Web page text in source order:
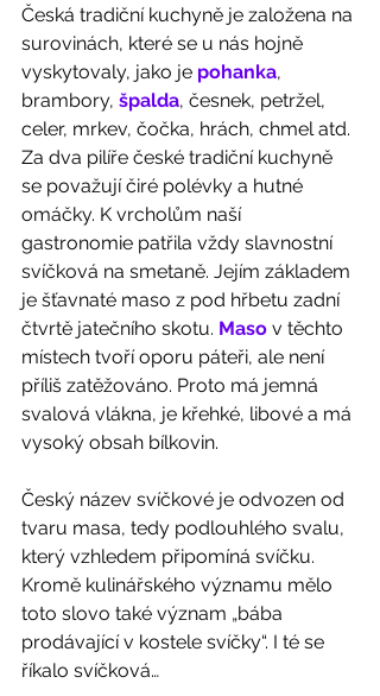
Česká tradiční kuchyně je založena na
surovinách, které se u nás hojně
vyskytovaly, jako je pohanka,
brambory, špalda, česnek, petržel,
celer, mrkev, čočka, hrách, chmel atd.
Za dva pilíře české tradiční kuchyně
se považují čiré polévky a hutné
omáčky. K vrcholům naší
gastronomie patřila vždy slavnostní
svíčková na smetaně. Jejím základem
je šťavnaté maso z pod hřbetu zadní
čtvrtě jatečního skotu. Maso v těchto
místech tvoří oporu páteři, ale není
příliš zatěžováno. Proto má jemná
svalová vlákna, je křehké, libové a má
vysoký obsah bílkovin.
Český název svíčkové je odvozen od
tvaru masa, tedy podlouhlého svalu,
který vzhledem připomíná svíčku.
Kromě kulinářského významu mělo
toto slovo také význam „bába
prodávající v kostele svíčky“. I té se
říkalo svíčková…